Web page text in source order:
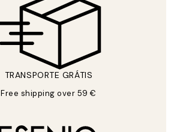
TRANSPORTE GRÁTIS
Free shipping over 59 €